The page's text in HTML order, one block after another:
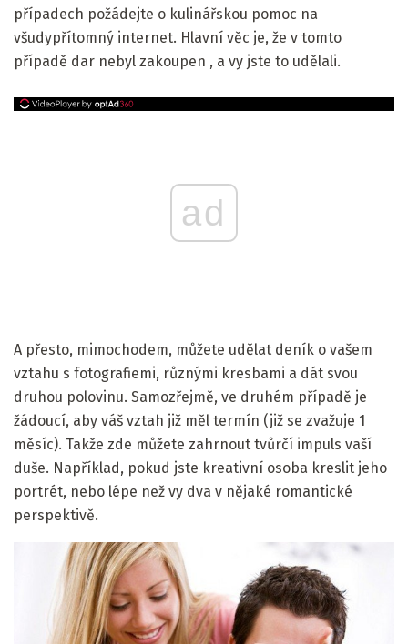
případech požádejte o kulinářskou pomoc na
všudypřítomný internet. Hlavní věc je, že v tomto
případě dar nebyl zakoupen , a vy jste to udělali.
ad
A přesto, mimochodem, můžete udělat deník o vašem
vztahu s fotografiemi, různými kresbami a dát svou
druhou polovinu. Samozřejmě, ve druhém případě je
žádoucí, aby váš vztah již měl termín (již se zvažuje 1
měsíc). Takže zde můžete zahrnout tvůrčí impuls vaší
duše. Například, pokud jste kreativní osoba kreslit jeho
portrét, nebo lépe než vy dva v nějaké romantické
perspektivě.